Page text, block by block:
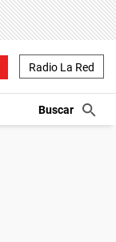
Radio La Red